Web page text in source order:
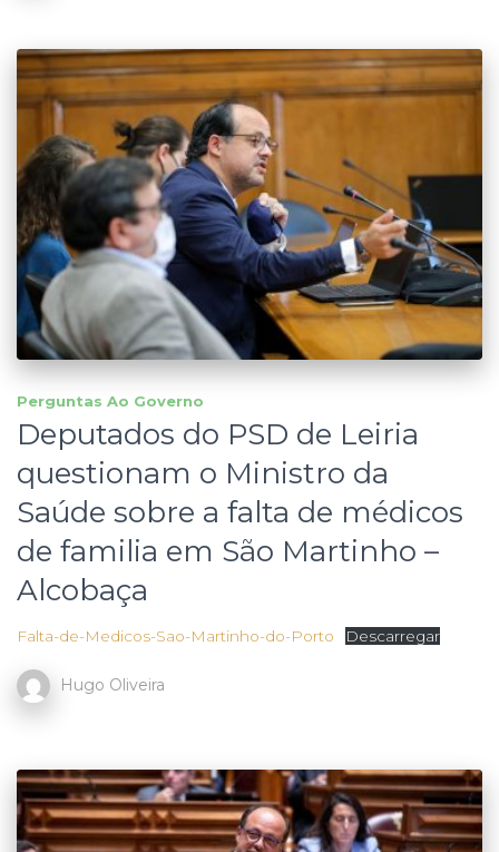
Perguntas Ao Governo
Deputados do PSD de Leiria
questionam o Ministro da
Saúde sobre a falta de médicos
de familia em São Martinho –
Alcobaça
Falta-de-Medicos-Sao-Martinho-do-Porto Descarregar
Hugo Oliveira